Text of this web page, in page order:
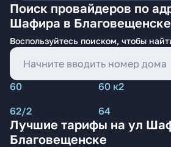
Поиск провайдеров по
Шафира в Благовещенске
Воспользуйтесь поиском, чтобы
60 60 к2
62/2
64
Лучшие тарифы на ул
Благовещенске